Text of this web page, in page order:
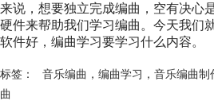
来说，想要独立完成编曲，空有决心
硬件来帮助我们学习编曲。今天我们
软件好，编曲学习要学习什么内容。
标签： 音乐编曲 ， 编曲学习 ， 音乐编曲制
曲